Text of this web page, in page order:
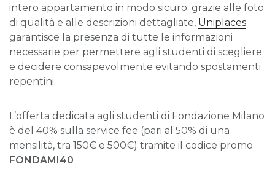
intero appartamento in modo sicuro: grazie alle foto
di qualità e alle descrizioni dettagliate, Uniplaces
garantisce la presenza di tutte le informazioni
necessarie per permettere agli studenti di scegliere
e decidere consapevolmente evitando spostamenti
repentini.
L’offerta dedicata agli studenti di Fondazione Milano
è del 40% sulla service fee (pari al 50% di una
mensilità, tra 150€ e 500€) tramite il codice promo
FONDAMI40